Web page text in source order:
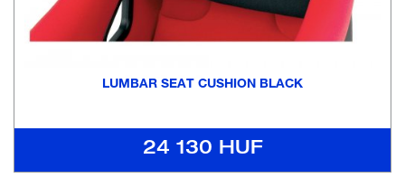
LUMBAR SEAT CUSHION BLACK
24 130 HUF